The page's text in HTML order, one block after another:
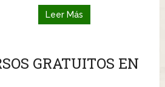
Leer Más
GRATUITOS EN